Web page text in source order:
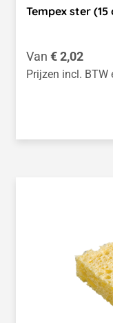
Tempex ster (15
Normale prijs:
Van € 2,02
Prijzen incl. BTW